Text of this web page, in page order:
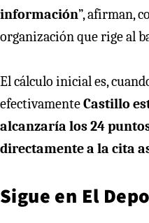
información”, afirman,
organización que rige al
El cálculo inicial es,
efectivamenteCastillo
alcanzaría los 24
directamente a la cita
Sigue en El